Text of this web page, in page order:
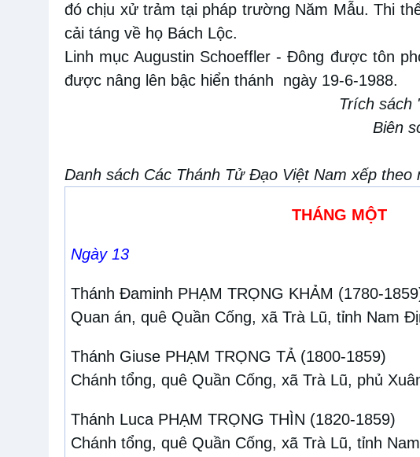
đó chịu xử trảm tại pháp trường Năm Mẫu. Thi
cải táng về họ Bách Lộc.
Linh mục Augustin Schoeffler - Ðông được tôn
được nâng lên bậc hiển thánh
ngày 19-6-1988.
Trích sách
Biên
Danh sách Các Thánh Tử Đạo Việt Nam xếp theo
THÁNG MỘT
Ngày 13
Thánh Đaminh PHẠM TRỌNG KHẢM (1780-
Quan án, quê Quần Cống, xã Trà Lũ, tỉnh Nam
Thánh Giuse PHẠM TRỌNG TẢ (1800-1859)
Chánh tổng, quê Quần Cống, xã Trà Lũ, phủ
Thánh Luca PHẠM TRỌNG THÌN (1820-1859)
Chánh tổng, quê Quần Cống, xã Trà Lũ, tỉnh